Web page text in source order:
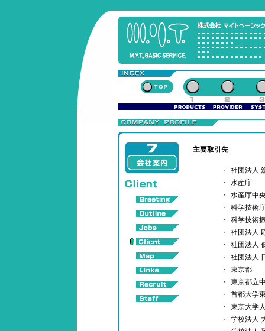
主要取引先
・
社団法人
・
水産庁
・
水産庁中
・
科学技術
・
科学技術
・
社団法人
・
社団法人
・
社団法人
・
東京都
・
東京都立
・
首都大学
・
東京大学
・
学校法人